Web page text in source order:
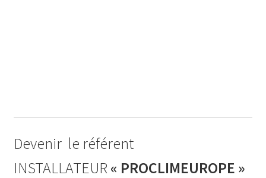
Devenir le référent
INSTALLATEUR « PROCLIMEUROPE »